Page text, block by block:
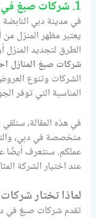
1. شركات صبغ في
في مدينة دبي النابضة
يعتبر مظهر المنزل
الطرق لتجديد المنزل
شركات صبغ المنازل
الشركات وتنوع
المناسبة التي توفر
في هذه المقالة،
متخصصة في دبي،
عملكم. سنتعرف أيضًا
عند اختيار الشركة
لماذا تختار
تقدم شركات صبغ في